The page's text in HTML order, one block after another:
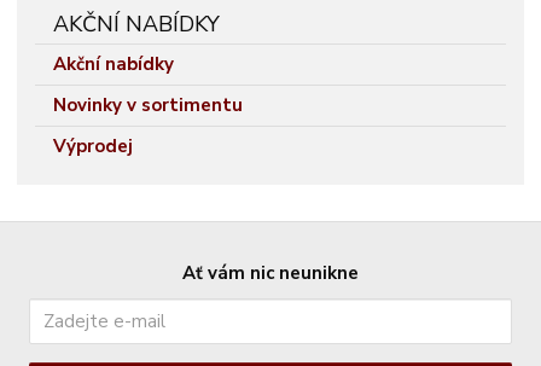
AKČNÍ NABÍDKY
Akční nabídky
Novinky v sortimentu
Výprodej
Ať vám nic neunikne